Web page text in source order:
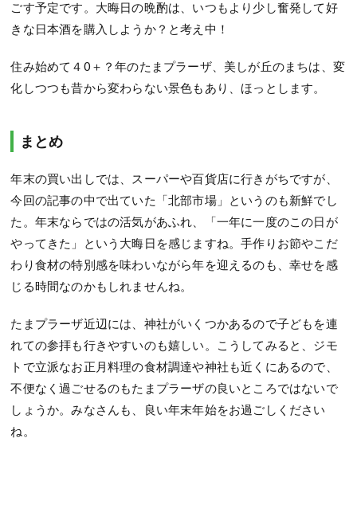
ごす予定です。大晦日の晩酌は、いつもより少し奮発して好
きな日本酒を購入しようか？と考え中！
住み始めて４0＋？年のたまプラーザ、美しが丘のまちは、変
化しつつも昔から変わらない景色もあり、ほっとします。
まとめ
年末の買い出しでは、スーパーや百貨店に行きがちですが、
今回の記事の中で出ていた「北部市場」というのも新鮮でし
た。年末ならではの活気があふれ、「一年に一度のこの日が
やってきた」という大晦日を感じますね。手作りお節やこだ
わり食材の特別感を味わいながら年を迎えるのも、幸せを感
じる時間なのかもしれませんね。
たまプラーザ近辺には、神社がいくつかあるので子どもを連
れての参拝も行きやすいのも嬉しい。こうしてみると、ジモ
トで立派なお正月料理の食材調達や神社も近くにあるので、
不便なく過ごせるのもたまプラーザの良いところではないで
しょうか。みなさんも、良い年末年始をお過ごしください
ね。